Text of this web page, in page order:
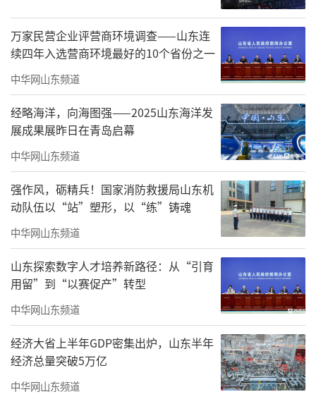
这股露营热潮在减河两岸、杨庄河景区等
地亦是持续升温，成为市民周末踏青休闲
的“顶流”选择。杨庄河景区开放了3处、6万
平方米绿地，凭借开阔舒展的原生态草坪和二
月兰花海，成为新晋网红露营打卡地。“自202
3年开放共享绿地后，露营市民逐年增多。今年
3月上旬就接到了咨询电话，目前每周接待近万
万家民营企业评营商环境调查——山东连
续四年入选营商环境最好的10个省份之一
中华网山东频道
经略海洋，向海图强——2025山东海洋发
展成果展昨日在青岛启幕
中华网山东频道
强作风，砺精兵！国家消防救援局山东机
动队伍以“站”塑形，以“练”铸魂
中华网山东频道
山东探索数字人才培养新路径：从“引育
用留”到“以赛促产”转型
中华网山东频道
经济大省上半年GDP密集出炉，山东半年
经济总量突破5万亿
中华网山东频道